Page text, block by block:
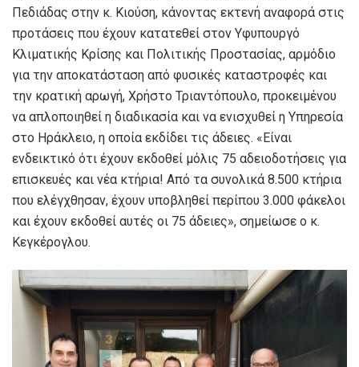
Πεδιάδας στην κ. Κιούση, κάνοντας εκτενή αναφορά στις
προτάσεις που έχουν κατατεθεί στον Υφυπουργό
Κλιματικής Κρίσης και Πολιτικής Προστασίας, αρμόδιο
για την αποκατάσταση από φυσικές καταστροφές και
την κρατική αρωγή, Χρήστο Τριαντόπουλο, προκειμένου
να απλοποιηθεί η διαδικασία και να ενισχυθεί η Υπηρεσία
στο Ηράκλειο, η οποία εκδίδει τις άδειες. «Είναι
ενδεικτικό ότι έχουν εκδοθεί μόλις 75 αδειοδοτήσεις για
επισκευές και νέα κτήρια! Από τα συνολικά 8.500 κτήρια
που ελέγχθησαν, έχουν υποβληθεί περίπου 3.000 φάκελοι
και έχουν εκδοθεί αυτές οι 75 άδειες», σημείωσε ο κ.
Κεγκέρογλου.